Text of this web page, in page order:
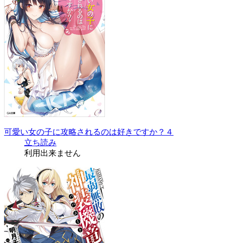
可愛い女の子に攻略されるのは好きですか？４
立ち読み
利用出来ません